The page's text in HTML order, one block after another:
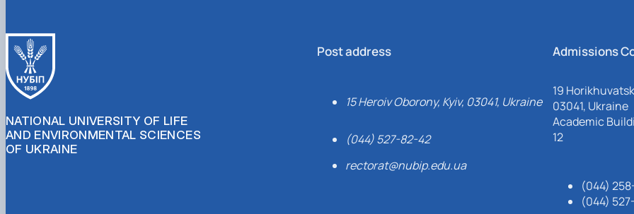
NATIONAL UNIVERSITY OF LIFE
AND ENVIRONMENTAL SCIENCES
OF UKRAINE
Post address
15 Heroiv Oborony, Kyiv, 03041, Ukraine
(044) 527-82-42
rectorat@nubip.edu.ua
Admissions
19
03041, Ukraine
Academic
12
(044)
(044)